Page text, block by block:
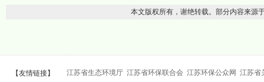
本文版权所有，谢绝转载。部分内容来源
【友情链接】 江苏省生态环境厅 江苏省环保联合会 江苏环保公众网 江苏省